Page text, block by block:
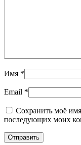
Имя *
Email *
Сохранить моё
последующих моих